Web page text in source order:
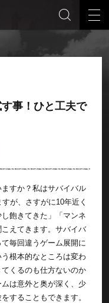
事！ひと工夫で
すか？私はサバイバル
が、さすがに10年近く
飽きてきた」「マンネ
えてきます。サバイバ
毎回違うゲーム展開に
根本的なところは変わ
くるのも仕方ないのか
は意外と奥が深く、少
することもできます。